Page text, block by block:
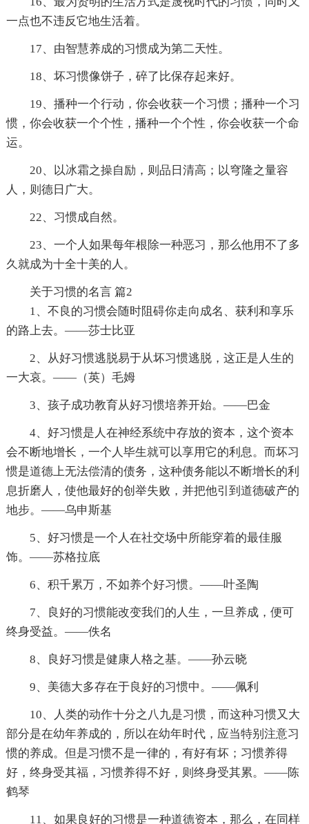
一点也不违反它地生活着。
17、由智慧养成的习惯成为第二天性。
18、坏习惯像饼子，碎了比保存起来好。
19、播种一个行动，你会收获一个习惯；播种一个习
惯，你会收获一个个性，播种一个个性，你会收获一个命
运。
20、以冰霜之操自励，则品日清高；以穹隆之量容
人，则德日广大。
22、习惯成自然。
23、一个人如果每年根除一种恶习，那么他用不了多
久就成为十全十美的人。
关于习惯的名言 篇2
1、不良的习惯会随时阻碍你走向成名、获利和享乐
的路上去。——莎士比亚
2、从好习惯逃脱易于从坏习惯逃脱，这正是人生的
一大哀。——（英）毛姆
3、孩子成功教育从好习惯培养开始。——巴金
4、好习惯是人在神经系统中存放的资本，这个资本
会不断地增长，一个人毕生就可以享用它的利息。而坏习
惯是道德上无法偿清的债务，这种债务能以不断增长的利
息折磨人，使他最好的创举失败，并把他引到道德破产的
地步。——乌申斯基
5、好习惯是一个人在社交场中所能穿着的最佳服
饰。——苏格拉底
6、积千累万，不如养个好习惯。——叶圣陶
7、良好的习惯能改变我们的人生，一旦养成，便可
终身受益。——佚名
8、良好习惯是健康人格之基。——孙云晓
9、美德大多存在于良好的习惯中。——佩利
10、人类的动作十分之八九是习惯，而这种习惯又大
部分是在幼年养成的，所以在幼年时代，应当特别注意习
惯的养成。但是习惯不是一律的，有好有坏；习惯养得
好，终身受其福，习惯养得不好，则终身受其累。——陈
鹤琴
11、如果良好的习惯是一种道德资本，那么，在同样